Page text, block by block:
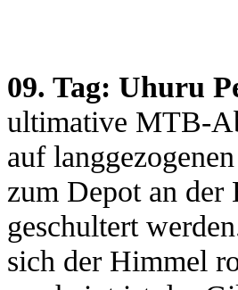
09. Tag: Uhuru
ultimative MTB-
auf
zum Depot an der
geschultert
sich der Himmel